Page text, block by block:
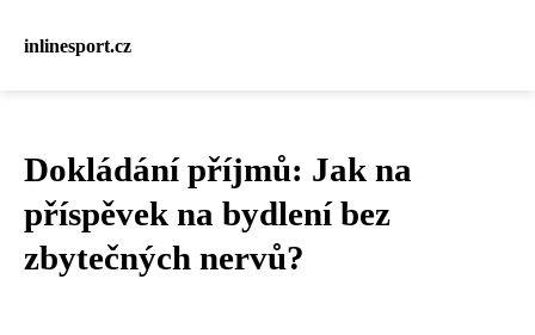
inlinesport.cz
Dokládání příjmů: Jak na
příspěvek na bydlení bez
zbytečných nervů?